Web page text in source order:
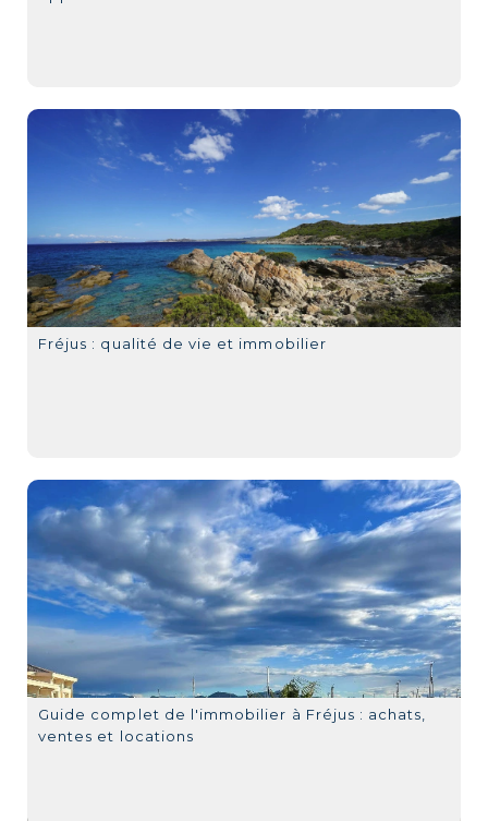
Fréjus : qualité de vie et immobilier
Guide complet de l'immobilier à Fréjus : achats,
ventes et locations